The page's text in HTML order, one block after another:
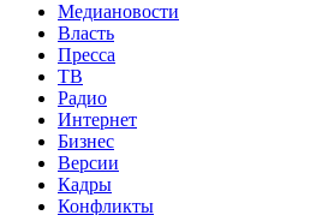
Медиановости
Власть
Пресса
ТВ
Радио
Интернет
Бизнес
Версии
Кадры
Конфликты